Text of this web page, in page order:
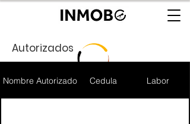
Nombre Autorizado Cedula Labor
Autorizados